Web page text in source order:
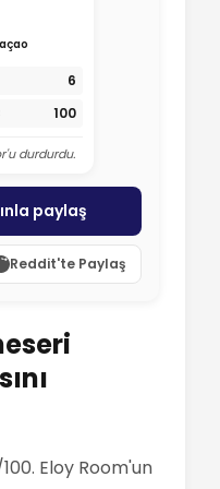
6
100
durdurdu.
paylaş
Reddit'te Paylaş
Eloy Room'un